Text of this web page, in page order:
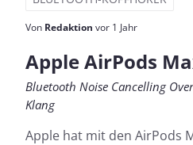
Von Redaktion vor 1 Jahr
Apple AirPods
Bluetooth Noise Cancelling
Klang
Apple hat mit den AirPods